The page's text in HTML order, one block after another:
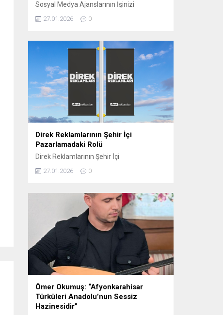
Sosyal Medya Ajanslarının İşinizi
Büyütmedeki Rolü Günümüzde sosyal
medya, işletmelerin hedef kitlelerine
geldi. Ancak bu başarıyı elde edebilmek için
doğru stratejilerin belirlenmesi gerekir.
Sosyal medya ajansları, işletmelerin dijital
dünyada daha görünür olmasını sağlamak
ve markalarını doğru şekilde
konumlandırmak için kritik bir rol
oynamaktadır. Sosyal...
27.01.2026 0
Direk Reklamlarının Şehir İçi
Pazarlamadaki Rolü
Direk Reklamlarının Şehir İçi
pazarlama stratejilerinin etkili araçlarından
genellikle dikkat çekici ve etkili bir şekilde
konumlandırıldığı için yerel işletmelerden
büyük markalara kadar birçok farklı
sektörde tercih edilmektedir. Elektrik direği
reklamları, şehirlerin kalabalık ve yoğun
bölgelerinde, hareket halindeki kitlelere...
27.01.2026 0
Ömer Okumuş: “Afyonkarahisar
Türküleri Anadolu’nun Sessiz
Hazinesidir”